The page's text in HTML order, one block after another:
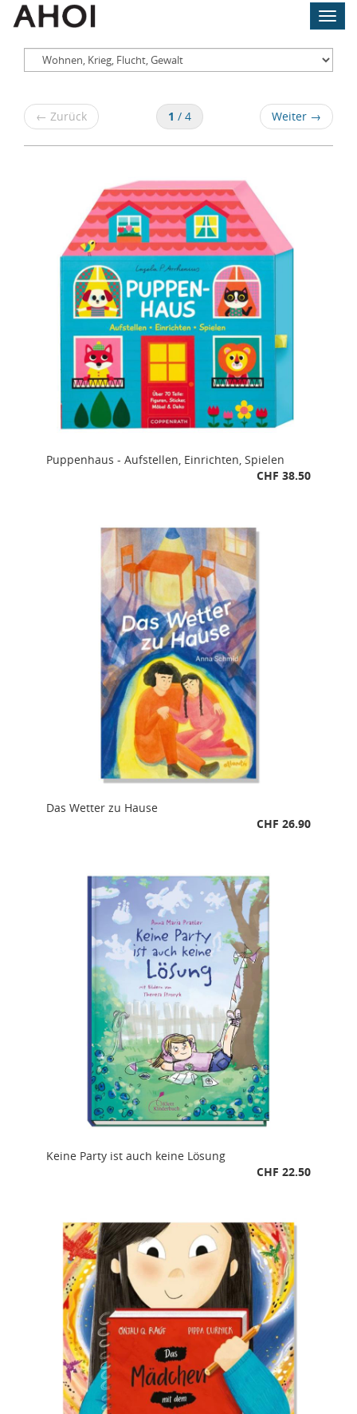
Skip
Wohnen,
Krieg,
Flucht,
← Zurück 1 / 4 Weiter →
Puppenhaus - Aufstellen, Einrichten, Spielen
CHF 38.50
Das Wetter zu Hause
CHF 26.90
Keine Party ist auch keine Lösung
CHF 22.50